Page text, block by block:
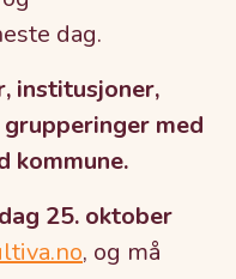
dag.
institusjoner,
med
kommune.
25. oktober
, og må